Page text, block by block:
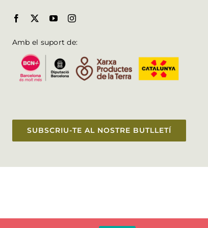
Amb el suport de:
SUBSCRIU-TE AL NOSTRE BUTLLETÍ